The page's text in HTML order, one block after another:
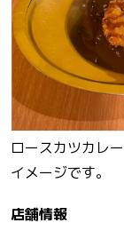
ロースカツカレ
イメージです。
店舗情報